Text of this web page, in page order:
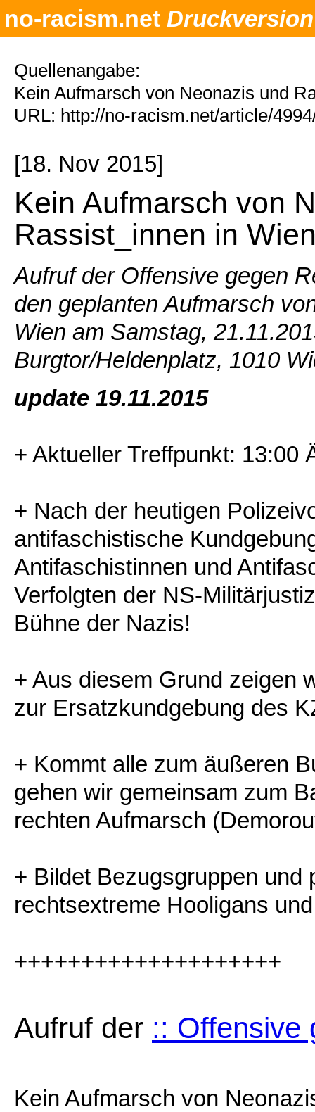
no-racism.net Druckversion
Quellenangabe:
Kein Aufmarsch von Neonazis und
URL: http://no-racism.net/article/
[18. Nov 2015]
Kein Aufmarsch von
Rassist_innen in
Aufruf der Offensive gegen
den geplanten Aufmarsch
Wien am Samstag,
Burgtor/Heldenplatz, 1010
update 19.11.2015
+ Aktueller Treffpunkt: 13:00
+ Nach der heutigen
antifaschistische
Antifaschistinnen und
Verfolgten der NS-
Bühne der Nazis!
+ Aus diesem Grund zeigen
zur Ersatzkundgebung des
+ Kommt alle zum äußeren
gehen wir gemeinsam zum
rechten Aufmarsch
+ Bildet Bezugsgruppen und
rechtsextreme Hooligans
++++++++++++++++++++
Aufruf der :: Offensive
Kein Aufmarsch von